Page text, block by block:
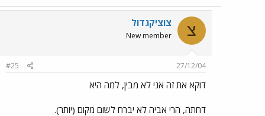
צ צוציקגדול
New member
27/12/04
#25
דוקא את זה אני לא מבין, למה היא
דחתה, הרי אביה לא יברח לשום מקום (יותר).